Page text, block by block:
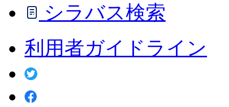
シラバス検索
利用者ガイドライン